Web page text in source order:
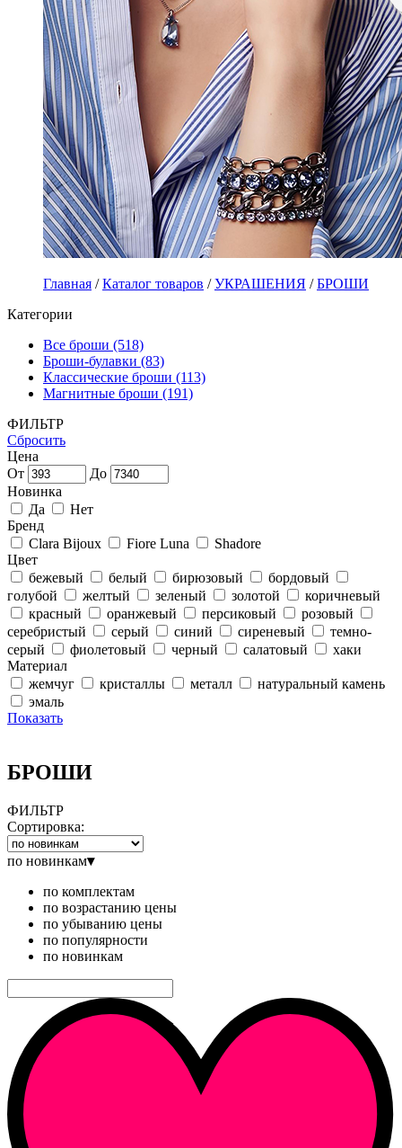
Главная /Каталог товаров /УКРАШЕНИЯ /БРОШИ
Категории
Все броши (518)
Броши-булавки (83)
Классические броши (113)
Магнитные броши (191)
ФИЛЬТР
Сбросить
Цена
От
До
Новинка
Да
Нет
Бренд
Clara Bijoux
Fiore Luna
Shadore
Цвет
бежевый
белый бирюзовый
бордовый
голубой
желтый зеленый золотой
коричневый
красный
оранжевый персиковый
розовый
серебристый
серый синий сиреневый
темно-
серый
фиолетовый черный салатовый
хаки
Материал
жемчуг
кристаллы металл
натуральный камень
эмаль
Показать
БРОШИ
ФИЛЬТР
Сортировка:
по новинкам▾
по комплектам
по возрастанию цены
по убыванию цены
по популярности
по новинкам